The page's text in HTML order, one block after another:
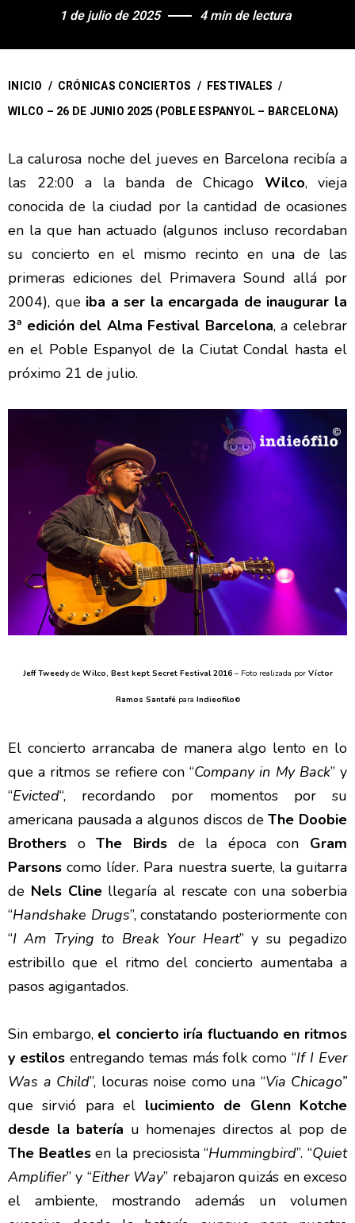
1 de julio de 2025 4 min de lectura
INICIO / CRÓNICAS CONCIERTOS / FESTIVALES /
WILCO – 26 DE JUNIO 2025 (POBLE ESPANYOL – BARCELONA)
La calurosa noche del jueves en Barcelona recibía a
las 22:00 a la banda de Chicago Wilco, vieja
conocida de la ciudad por la cantidad de ocasiones
en la que han actuado (algunos incluso recordaban
su concierto en el mismo recinto en una de las
primeras ediciones del Primavera Sound allá por
2004), que iba a ser la encargada de inaugurar la
3ª edición del Alma Festival Barcelona, a celebrar
en el Poble Espanyol de la Ciutat Condal hasta el
próximo 21 de julio.
Jeff Tweedyde Wilco, Best kept Secret Festival 2016– Foto realizada por Víctor
Ramos Santafépara Indieofilo©
El concierto arrancaba de manera algo lento en lo
que a ritmos se refiere con “Company in My Back” y
“Evicted“, recordando por momentos por su
americana pausada a algunos discos deThe Doobie
Brothers oThe Birdsde la época con Gram
Parsons como líder. Para nuestra suerte, la guitarra
de Nels Clinellegaría al rescate con una soberbia
“Handshake Drugs”, constatando posteriormente con
“I Am Trying to Break Your Heart” y su pegadizo
estribillo que el ritmo del concierto aumentaba a
pasos agigantados.
Sin embargo, el concierto iría fluctuando en ritmos
y estilosentregando temas más folk como “If I Ever
Was a Child”, locuras noise como una “Via Chicago”
que sirvió para el lucimiento de Glenn Kotche
desde la batería u homenajes directos al pop de
The Beatlesen la preciosista “Hummingbird”. “Quiet
Amplifier” y “Either Way” rebajaron quizás en exceso
el ambiente, mostrando además un volumen